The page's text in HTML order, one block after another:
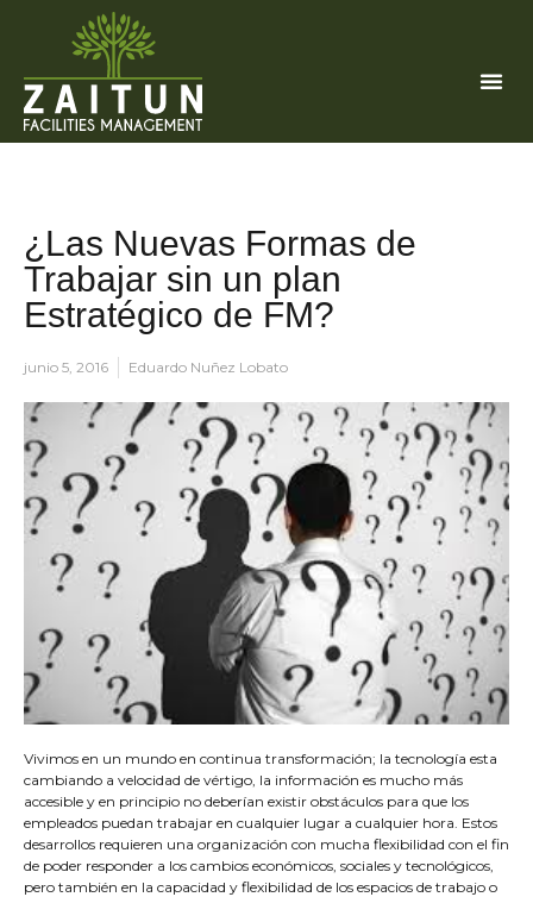
¿Las Nuevas Formas de
Trabajar sin un plan
Estratégico de FM?
junio 5, 2016 Eduardo Nuñez Lobato
Vivimos en un mundo en continua transformación; la tecnología esta
cambiando a velocidad de vértigo, la información es mucho más
accesible y en principio no deberían existir obstáculos para que los
empleados puedan trabajar en cualquier lugar a cualquier hora. Estos
desarrollos requieren una organización con mucha flexibilidad con el fin
de poder responder a los cambios económicos, sociales y tecnológicos,
pero también en la capacidad y flexibilidad de los espacios de trabajo o